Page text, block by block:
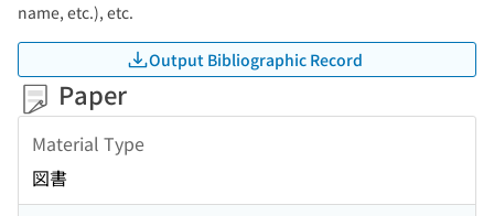
name, etc.), etc.
Output Bibliographic Record
Paper
Material Type
図書